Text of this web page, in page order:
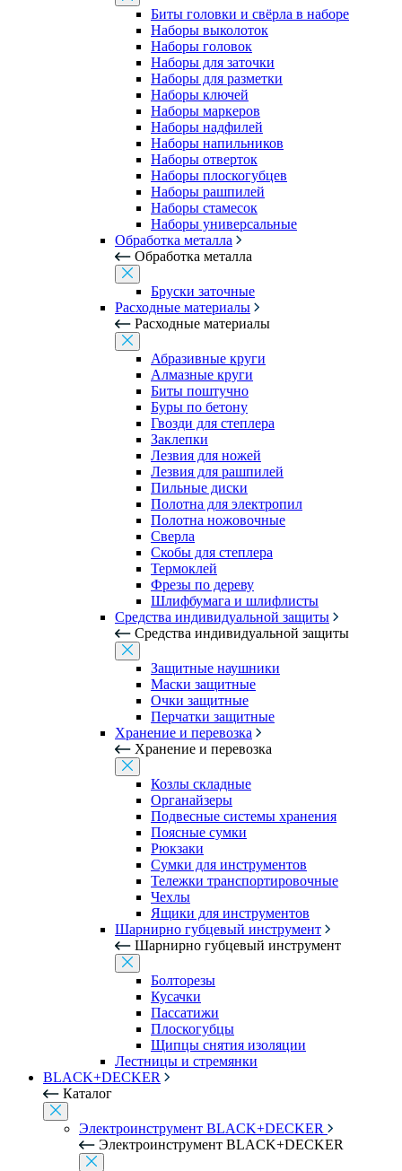
Биты головки и свёрла в наборе
Наборы выколоток
Наборы головок
Наборы для заточки
Наборы для разметки
Наборы ключей
Наборы маркеров
Наборы надфилей
Наборы напильников
Наборы отверток
Наборы плоскогубцев
Наборы рашпилей
Наборы стамесок
Наборы универсальные
Обработка металла
Обработка металла
Бруски заточные
Расходные материалы
Расходные материалы
Абразивные круги
Алмазные круги
Биты поштучно
Буры по бетону
Гвозди для степлера
Заклепки
Лезвия для ножей
Лезвия для рашпилей
Пильные диски
Полотна для электропил
Полотна ножовочные
Сверла
Скобы для степлера
Термоклей
Фрезы по дереву
Шлифбумага и шлифлисты
Средства индивидуальной защиты
Средства индивидуальной защиты
Защитные наушники
Маски защитные
Очки защитные
Перчатки защитные
Хранение и перевозка
Хранение и перевозка
Козлы складные
Органайзеры
Подвесные системы хранения
Поясные сумки
Рюкзаки
Сумки для инструментов
Тележки транспортировочные
Чехлы
Ящики для инструментов
Шарнирно губцевый инструмент
Шарнирно губцевый инструмент
Болторезы
Кусачки
Пассатижи
Плоскогубцы
Щипцы снятия изоляции
Лестницы и стремянки
BLACK+DECKER
Каталог
Электроинструмент BLACK+DECKER
Электроинструмент BLACK+DECKER